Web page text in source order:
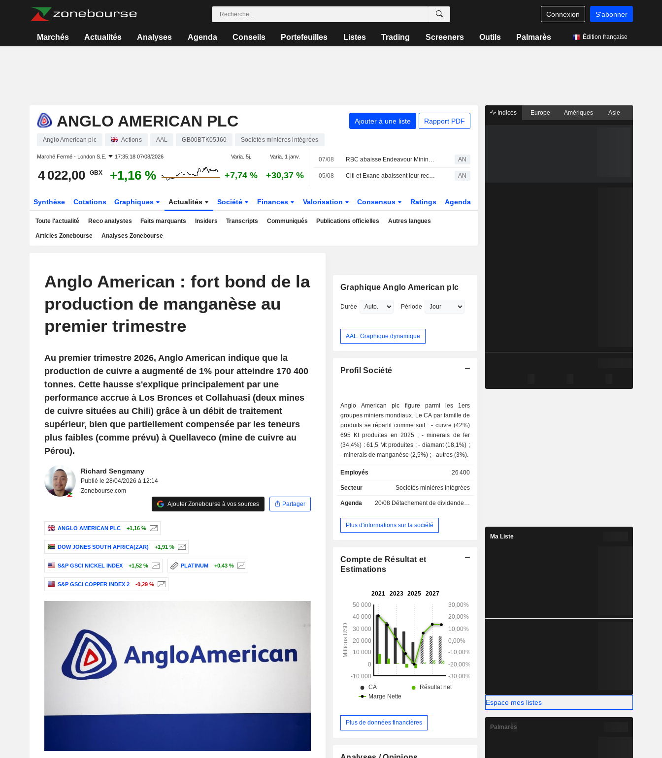
Connexion S'abonner
Marchés Actualités Analyses Agenda Conseils Portefeuilles Listes Trading Screeners Outils Palmarès Édition française
ANGLO AMERICAN PLC Ajouter à une liste Rapport PDF
Anglo American plc Actions AAL GB00BTK05J60 Sociétés minières intégrées
Marché Fermé - London S.E. 17:35:18 07/08/2026 Varia. 5j. Varia. 1 janv.
4 022,00 GBX +1,16 % +7,74 % +30,37 %
07/08 RBC abaisse Endeavour Mining ; JPM relève easyJet AN
05/08 Citi et Exane abaissent leur recommandation sur HSBC ; LBBW dégrade Vodafone AN
Synthèse Cotations Graphiques Actualités Société Finances Valorisation Consensus Ratings Agenda
Toute l'actualité Reco analystes Faits marquants Insiders Transcripts Communiqués Publications officielles Autres langues
Articles Zonebourse Analyses Zonebourse
Anglo American : fort bond de la
production de manganèse au
premier trimestre
Au premier trimestre 2026, Anglo American indique que la
production de cuivre a augmenté de 1% pour atteindre 170 400
tonnes. Cette hausse s'explique principalement par une
performance accrue à Los Bronces et Collahuasi (deux mines
de cuivre situées au Chili) grâce à un débit de traitement
supérieur, bien que partiellement compensée par les teneurs
plus faibles (comme prévu) à Quellaveco (mine de cuivre au
Pérou).
Richard Sengmany
Publié le 28/04/2026 à 12:14
Zonebourse.com
Ajouter Zonebourse à vos sources
Partager
ANGLO AMERICAN PLC +1,16 %
DOW JONES SOUTH AFRICA(ZAR) +1,91 %
S&P GSCI NICKEL INDEX +1,52 % PLATINUM +0,43 %
S&P GSCI COPPER INDEX 2 -0,29 %
Graphique Anglo American plc
Durée Période
AAL: Graphique dynamique
Profil Société
Anglo American plc figure parmi les 1ers
groupes miniers mondiaux. Le CA par famille de
produits se répartit comme suit : - cuivre (42%)
695 Kt produites en 2025 ; - minerais de fer
(34,4%) : 61,5 Mt produites ; - diamant (18,1%) ;
- minerais de manganèse (2,5%) ; - autres (3%).
Employés 26 400
Secteur Sociétés minières intégrées
Agenda 20/08 Détachement de dividende - 0.23 GBX
Plus d'informations sur la société
Compte de Résultat et
Estimations
Plus de données financières
Indices Europe Amériques Asie
Ma Liste
Espace mes listes
Palmarès